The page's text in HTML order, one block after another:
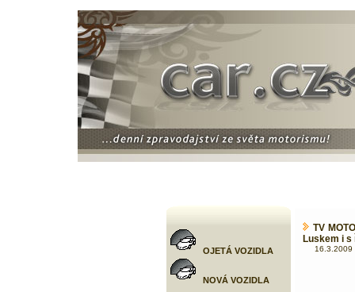
OJETÁ VOZIDLA
NOVÁ VOZIDLA
TV
Luskem i s
16.3.2009